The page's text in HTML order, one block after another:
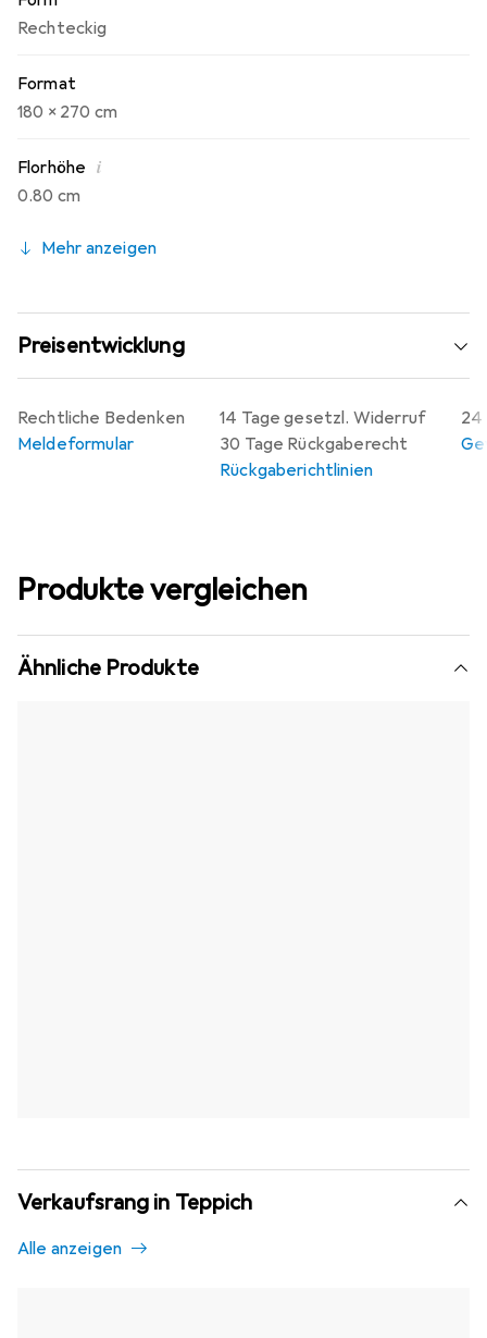
Rechteckig
Format
180 x 270 cm
Florhöhe i
0.80 cm
Mehr anzeigen
Preisentwicklung
14 Tage gesetzl. Widerruf
30 Tage Rückgaberecht
Rückgaberichtlinien
24
Rechtliche Bedenken
Meldeformular
Produkte vergleichen
Ähnliche Produkte
Verkaufsrang in Teppich
Alle anzeigen